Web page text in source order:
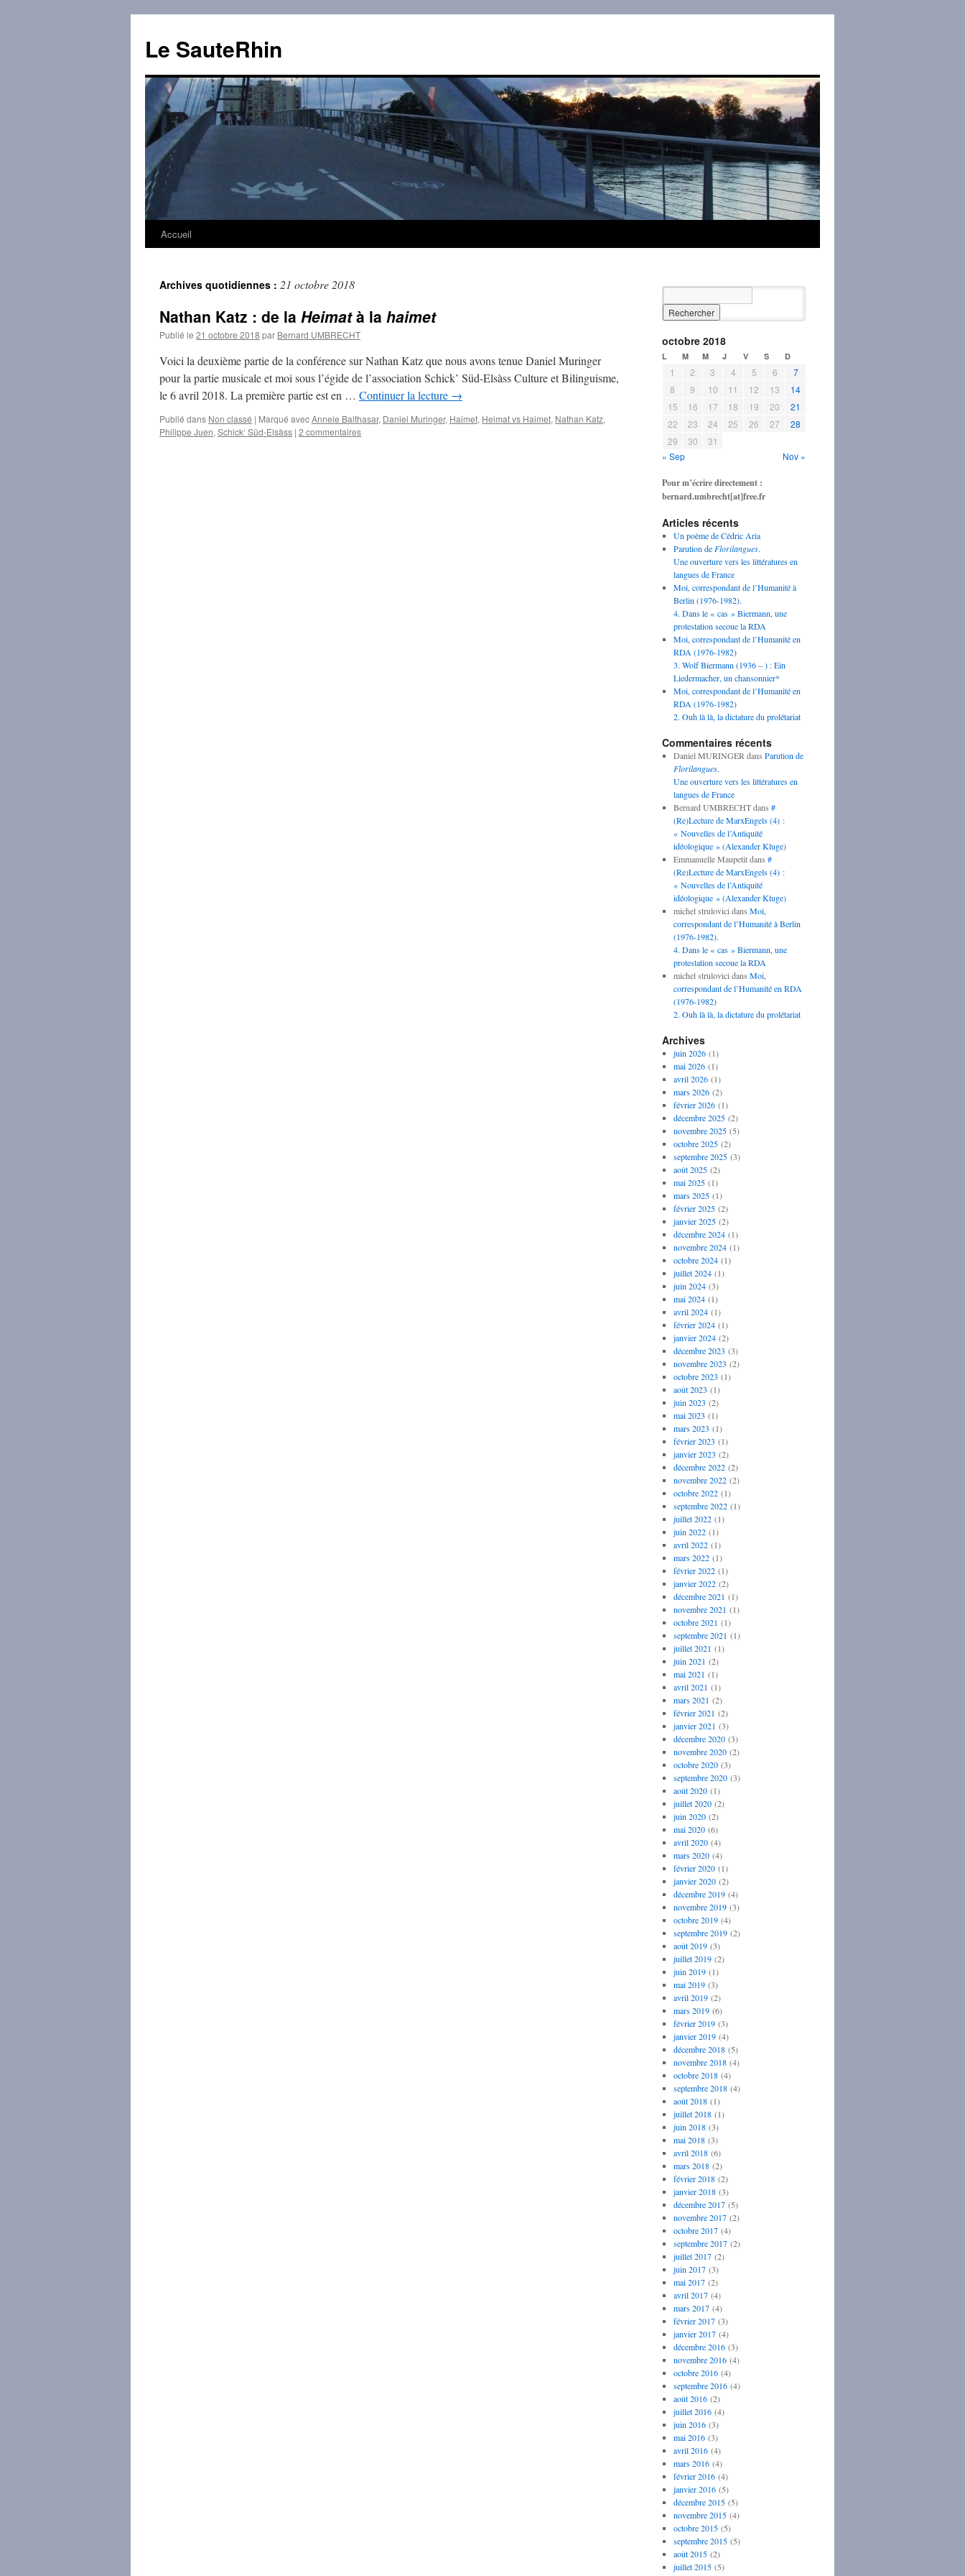
contenu
Le SauteRhin
Accueil
Archives quotidiennes : 21 octobre 2018
Nathan Katz : de la Heimatà la haimet
Publié le 21 octobre 2018 par Bernard UMBRECHT
Voici la deuxième partie de la conférence sur Nathan Katz que nous avons tenue Daniel Muringer
pour la partie musicale et moi sous l’égide de l’association Schick’ Süd-Elsàss Culture et Bilinguisme,
le 6 avril 2018. La première partie est en … Continuer la lecture →
Publié dans Non classé | Marqué avecAnnele Balthasar, Daniel Muringer, Haimet, Heimat vs Haimet, Nathan Katz,
Philippe Juen, Schick‘ Süd-Elsàss | 2 commentaires
octobre 2018
L M M J V S D
1 2 3 4 5 6
7
8
9 10 11 12 13
14
15
16 17 18 19 20
21
22
23 24 25 26 27
28
29
30
31
« Sep
Nov »
Pour m’écrire directement :
bernard.umbrecht[at]free.fr
Articles récents
Un poème de Cédric Aria
Parution de Florilangues.
Une ouverture vers les littératures en
langues de France
Moi, correspondant de l’Humanité à
Berlin (1976-1982).
4. Dans le « cas » Biermann, une
protestation secoue la RDA
Moi, correspondant de l’Humanité en
RDA (1976-1982)
3. Wolf Biermann (1936 – ) : Ein
Liedermacher, un chansonnier*
Moi, correspondant de l’Humanité en
RDA (1976-1982)
2. Ouh là là, la dictature du prolétariat
Commentaires récents
Daniel MURINGER dans Parution de
Florilangues.
Une ouverture vers les littératures en
langues de France
Bernard UMBRECHTdans #
(Re)Lecture de MarxEngels (4) :
« Nouvelles de l’Antiquité
idéologique » (Alexander Kluge)
Emmanuelle Maupetitdans #
(Re)Lecture de MarxEngels (4) :
« Nouvelles de l’Antiquité
idéologique » (Alexander Kluge)
michel strulovici dans Moi,
correspondant de l’Humanité à Berlin
(1976-1982).
4. Dans le « cas » Biermann, une
protestation secoue la RDA
michel strulovici dans Moi,
correspondant de l’Humanité en RDA
(1976-1982)
2. Ouh là là, la dictature du prolétariat
Archives
juin 2026(1)
mai 2026(1)
avril 2026(1)
mars 2026(2)
février 2026(1)
décembre 2025(2)
novembre 2025(5)
octobre 2025(2)
septembre 2025(3)
août 2025(2)
mai 2025(1)
mars 2025(1)
février 2025(2)
janvier 2025(2)
décembre 2024(1)
novembre 2024(1)
octobre 2024(1)
juillet 2024(1)
juin 2024(3)
mai 2024(1)
avril 2024(1)
février 2024(1)
janvier 2024(2)
décembre 2023 (3)
novembre 2023 (2)
octobre 2023 (1)
août 2023 (1)
juin 2023 (2)
mai 2023 (1)
mars 2023 (1)
février 2023 (1)
janvier 2023 (2)
décembre 2022(2)
novembre 2022(2)
octobre 2022(1)
septembre 2022(1)
juillet 2022(1)
juin 2022(1)
avril 2022(1)
mars 2022(1)
février 2022(1)
janvier 2022(2)
décembre 2021 (1)
novembre 2021 (1)
octobre 2021 (1)
septembre 2021 (1)
juillet 2021 (1)
juin 2021 (2)
mai 2021 (1)
avril 2021 (1)
mars 2021 (2)
février 2021 (2)
janvier 2021 (3)
décembre 2020(3)
novembre 2020(2)
octobre 2020(3)
septembre 2020(3)
août 2020(1)
juillet 2020(2)
juin 2020(2)
mai 2020(6)
avril 2020(4)
mars 2020(4)
février 2020(1)
janvier 2020(2)
décembre 2019(4)
novembre 2019(3)
octobre 2019(4)
septembre 2019(2)
août 2019(3)
juillet 2019(2)
juin 2019(1)
mai 2019(3)
avril 2019(2)
mars 2019(6)
février 2019(3)
janvier 2019(4)
décembre 2018(5)
novembre 2018(4)
octobre 2018(4)
septembre 2018(4)
août 2018(1)
juillet 2018(1)
juin 2018(3)
mai 2018(3)
avril 2018(6)
mars 2018(2)
février 2018(2)
janvier 2018(3)
décembre 2017(5)
novembre 2017(2)
octobre 2017(4)
septembre 2017(2)
juillet 2017(2)
juin 2017(3)
mai 2017(2)
avril 2017(4)
mars 2017(4)
février 2017(3)
janvier 2017(4)
décembre 2016(3)
novembre 2016(4)
octobre 2016(4)
septembre 2016(4)
août 2016(2)
juillet 2016(4)
juin 2016(3)
mai 2016(3)
avril 2016(4)
mars 2016(4)
février 2016(4)
janvier 2016(5)
décembre 2015(5)
novembre 2015(4)
octobre 2015(5)
septembre 2015(5)
août 2015(2)
juillet 2015(5)